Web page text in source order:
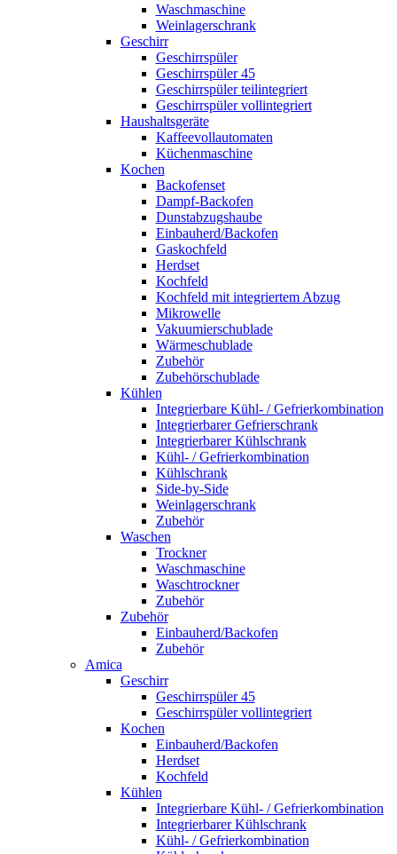
Waschmaschine
Weinlagerschrank
Geschirr
Geschirrspüler
Geschirrspüler 45
Geschirrspüler teilintegriert
Geschirrspüler vollintegriert
Haushaltsgeräte
Kaffeevollautomaten
Küchenmaschine
Kochen
Backofenset
Dampf-Backofen
Dunstabzugshaube
Einbauherd/Backofen
Gaskochfeld
Herdset
Kochfeld
Kochfeld mit integriertem Abzug
Mikrowelle
Vakuumierschublade
Wärmeschublade
Zubehör
Zubehörschublade
Kühlen
Integrierbare Kühl- / Gefrierkombination
Integrierbarer Gefrierschrank
Integrierbarer Kühlschrank
Kühl- / Gefrierkombination
Kühlschrank
Side-by-Side
Weinlagerschrank
Zubehör
Waschen
Trockner
Waschmaschine
Waschtrockner
Zubehör
Zubehör
Einbauherd/Backofen
Zubehör
Amica
Geschirr
Geschirrspüler 45
Geschirrspüler vollintegriert
Kochen
Einbauherd/Backofen
Herdset
Kochfeld
Kühlen
Integrierbare Kühl- / Gefrierkombination
Integrierbarer Kühlschrank
Kühl- / Gefrierkombination